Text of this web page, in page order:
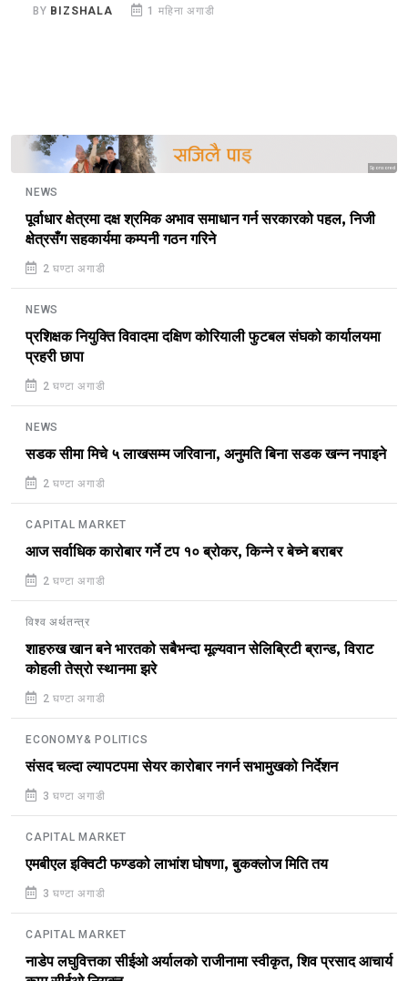
BY BIZSHALA 1 महिना अगाडी
Sponsored
NEWS
पूर्वाधार क्षेत्रमा दक्ष श्रमिक अभाव समाधान गर्न सरकारको पहल, निजी
क्षेत्रसँग सहकार्यमा कम्पनी गठन गरिने
2 घण्टा अगाडी
NEWS
प्रशिक्षक नियुक्ति विवादमा दक्षिण कोरियाली फुटबल संघको कार्यालयमा
प्रहरी छापा
2 घण्टा अगाडी
NEWS
सडक सीमा मिचे ५ लाखसम्म जरिवाना, अनुमति बिना सडक खन्न नपाइने
2 घण्टा अगाडी
CAPITAL MARKET
आज सर्वाधिक कारोबार गर्ने टप १० ब्रोकर, किन्ने र बेच्ने बराबर
2 घण्टा अगाडी
विश्व अर्थतन्त्र
शाहरुख खान बने भारतको सबैभन्दा मूल्यवान सेलिब्रिटी ब्रान्ड, विराट
कोहली तेस्रो स्थानमा झरे
2 घण्टा अगाडी
ECONOMY& POLITICS
संसद चल्दा ल्यापटपमा सेयर कारोबार नगर्न सभामुखको निर्देशन
3 घण्टा अगाडी
CAPITAL MARKET
एमबीएल इक्विटी फण्डको लाभांश घोषणा, बुकक्लोज मिति तय
3 घण्टा अगाडी
CAPITAL MARKET
नाडेप लघुवित्तका सीईओ अर्यालको राजीनामा स्वीकृत, शिव प्रसाद आचार्य